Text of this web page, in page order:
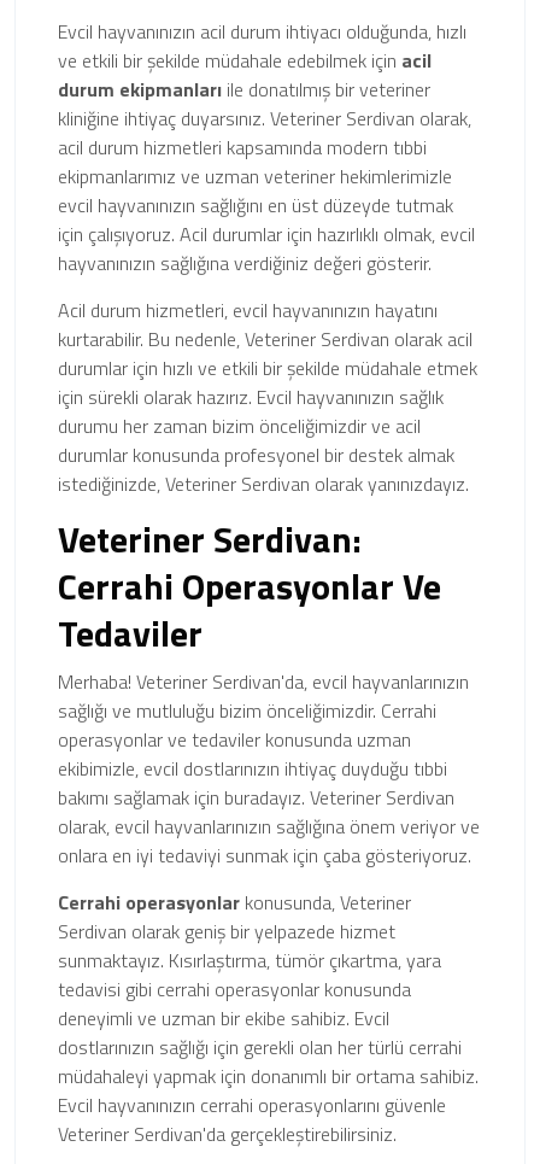
Evcil hayvanınızın acil durum ihtiyacı olduğunda, hızlı
ve etkili bir şekilde müdahale edebilmek için acil
durum ekipmanları ile donatılmış bir veteriner
kliniğine ihtiyaç duyarsınız. Veteriner Serdivan olarak,
acil durum hizmetleri kapsamında modern tıbbi
ekipmanlarımız ve uzman veteriner hekimlerimizle
evcil hayvanınızın sağlığını en üst düzeyde tutmak
için çalışıyoruz. Acil durumlar için hazırlıklı olmak, evcil
hayvanınızın sağlığına verdiğiniz değeri gösterir.
Acil durum hizmetleri, evcil hayvanınızın hayatını
kurtarabilir. Bu nedenle, Veteriner Serdivan olarak acil
durumlar için hızlı ve etkili bir şekilde müdahale etmek
için sürekli olarak hazırız. Evcil hayvanınızın sağlık
durumu her zaman bizim önceliğimizdir ve acil
durumlar konusunda profesyonel bir destek almak
istediğinizde, Veteriner Serdivan olarak yanınızdayız.
Veteriner Serdivan:
Cerrahi Operasyonlar Ve
Tedaviler
Merhaba! Veteriner Serdivan'da, evcil hayvanlarınızın
sağlığı ve mutluluğu bizim önceliğimizdir. Cerrahi
operasyonlar ve tedaviler konusunda uzman
ekibimizle, evcil dostlarınızın ihtiyaç duyduğu tıbbi
bakımı sağlamak için buradayız. Veteriner Serdivan
olarak, evcil hayvanlarınızın sağlığına önem veriyor ve
onlara en iyi tedaviyi sunmak için çaba gösteriyoruz.
Cerrahi operasyonlar konusunda, Veteriner
Serdivan olarak geniş bir yelpazede hizmet
sunmaktayız. Kısırlaştırma, tümör çıkartma, yara
tedavisi gibi cerrahi operasyonlar konusunda
deneyimli ve uzman bir ekibe sahibiz. Evcil
dostlarınızın sağlığı için gerekli olan her türlü cerrahi
müdahaleyi yapmak için donanımlı bir ortama sahibiz.
Evcil hayvanınızın cerrahi operasyonlarını güvenle
Veteriner Serdivan'da gerçekleştirebilirsiniz.